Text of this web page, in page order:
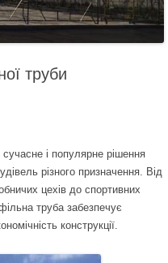
труби
і популярне рішення
різного призначення. Від
цехів до спортивних
труба забезпечує
конструкції.